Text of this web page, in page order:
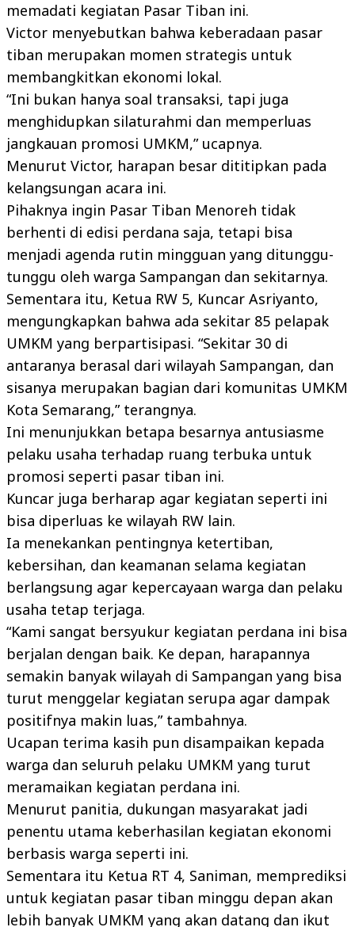
memadati kegiatan Pasar Tiban ini.
Victor menyebutkan bahwa keberadaan pasar
tiban merupakan momen strategis untuk
membangkitkan ekonomi lokal.
“Ini bukan hanya soal transaksi, tapi juga
menghidupkan silaturahmi dan memperluas
jangkauan promosi UMKM,” ucapnya.
Menurut Victor, harapan besar dititipkan pada
kelangsungan acara ini.
Pihaknya ingin Pasar Tiban Menoreh tidak
berhenti di edisi perdana saja, tetapi bisa
menjadi agenda rutin mingguan yang ditunggu-
tunggu oleh warga Sampangan dan sekitarnya.
Sementara itu, Ketua RW 5, Kuncar Asriyanto,
mengungkapkan bahwa ada sekitar 85 pelapak
UMKM yang berpartisipasi. “Sekitar 30 di
antaranya berasal dari wilayah Sampangan, dan
sisanya merupakan bagian dari komunitas UMKM
Kota Semarang,” terangnya.
Ini menunjukkan betapa besarnya antusiasme
pelaku usaha terhadap ruang terbuka untuk
promosi seperti pasar tiban ini.
Kuncar juga berharap agar kegiatan seperti ini
bisa diperluas ke wilayah RW lain.
Ia menekankan pentingnya ketertiban,
kebersihan, dan keamanan selama kegiatan
berlangsung agar kepercayaan warga dan pelaku
usaha tetap terjaga.
“Kami sangat bersyukur kegiatan perdana ini bisa
berjalan dengan baik. Ke depan, harapannya
semakin banyak wilayah di Sampangan yang bisa
turut menggelar kegiatan serupa agar dampak
positifnya makin luas,” tambahnya.
Ucapan terima kasih pun disampaikan kepada
warga dan seluruh pelaku UMKM yang turut
meramaikan kegiatan perdana ini.
Menurut panitia, dukungan masyarakat jadi
penentu utama keberhasilan kegiatan ekonomi
berbasis warga seperti ini.
Sementara itu Ketua RT 4, Saniman, memprediksi
untuk kegiatan pasar tiban minggu depan akan
lebih banyak UMKM yang akan datang dan ikut